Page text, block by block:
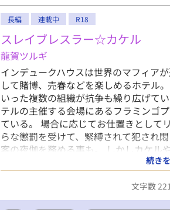
長編 連載中 R18
スレイブレスラー☆カケル
龍賀ツルギ
インデュークハウスは世界のマフィア
して賭博、売春などを楽しめるホテル
いった複数の組織が抗争も繰り広げて
テルの主催する会場にあるフラミンゴ
ている。 場合に応じてお仕置きとして
らな懲罰を受けて、緊縛されて犯され
客の夜伽を務める事も。 しかしカケル
も汗と涙を流して懸命に戦う❗ フラミ
少年レスラー達の青春SM物語です😺
続き
文字数